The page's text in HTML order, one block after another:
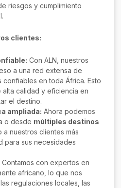
riesgos y cumplimiento
clientes:
Con ALN, nuestros
a una red extensa de
en toda África. Esto
calidad y eficiencia en
el destino.
ampliada: Ahora podemos
o desde múltiples destinos
a nuestros clientes más
para sus necesidades
Contamos con expertos en
africano, lo que nos
regulaciones locales, las